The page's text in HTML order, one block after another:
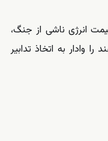
انرژی ناشی از جنگ،
وادار به اتخاذ تدابیر